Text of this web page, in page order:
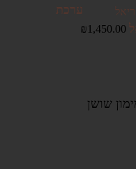
ערכת
₪1,450.00
שושן